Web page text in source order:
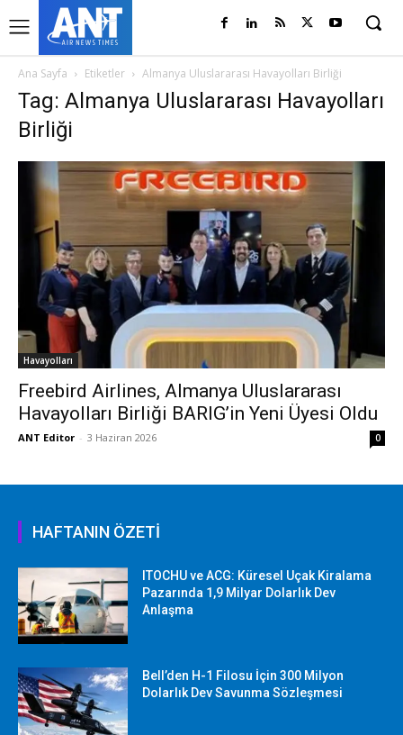
Ana Sayfa Etiketler Almanya Uluslararası Havayolları Birliği
Tag: Almanya Uluslararası Havayolları
Birliği
Havayolları
Freebird Airlines, Almanya Uluslararası
Havayolları Birliği BARIG’in Yeni Üyesi Oldu
ANT Editor - 3 Haziran 2026 0
HAFTANIN ÖZETİ
ITOCHU ve ACG: Küresel Uçak Kiralama
Pazarında 1,9 Milyar Dolarlık Dev
Anlaşma
Bell’den H-1 Filosu İçin 300 Milyon
Dolarlık Dev Savunma Sözleşmesi